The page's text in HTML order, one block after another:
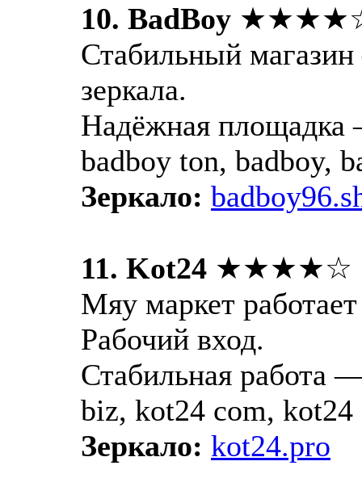
10. BadBoy
Стабильный
зеркала.
Надёжная площадка
badboy ton, badboy,
Зеркало:
11. Kot24 ★★★★☆
Мяу маркет
Рабочий вход.
Стабильная работа
biz, kot24 com, kot24
Зеркало: kot24.pro